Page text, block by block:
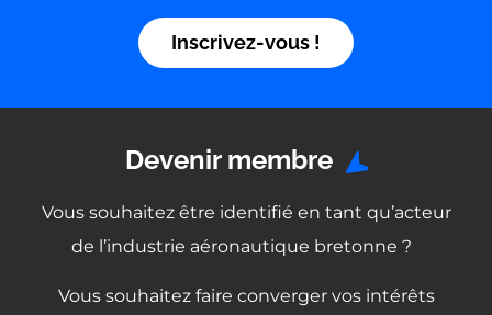
Inscrivez-vous !
Devenir membre
Vous souhaitez être identifié en tant qu’acteur
de l’industrie aéronautique bretonne ?
Vous souhaitez faire converger vos intérêts